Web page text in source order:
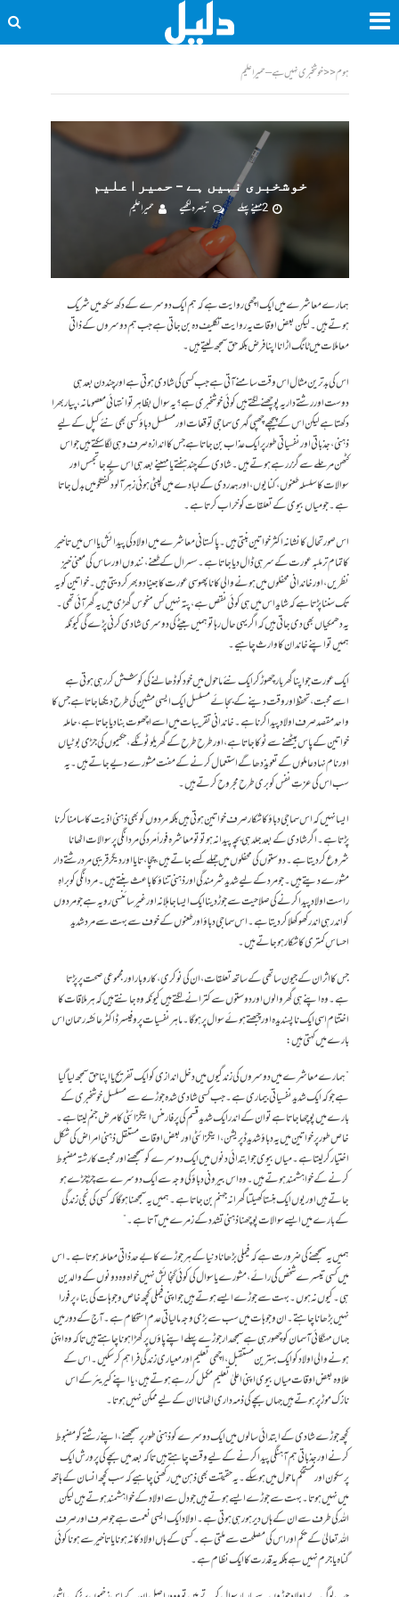
ہوم<<خوشخبری نہیں ہے – حمیراعلیم
خوشخبری نہیں ہے – حمیراعلیم
2 مہینے پہلے
تبصرہ لکھیے حمیرا علیم
ہمارے معاشرے میں ایک اچھی روایت ہے کہ ہم ایک دوسرے کے دکھ سکھ میں شریک
ہوتے ہیں۔لیکن بعض اوقات یہ روایت تکلیف دہ بن جاتی ہے جب ہم دوسروں کے ذاتی
معاملات میں ٹانگ اڑانااپنا فرض بلکہ حق سمجھ لیتے ہیں۔
اس کی بدترین مثال اس وقت سامنے آتی ہے جب کسی کی شادی ہوتی ہے اور چند دن بعد ہی
دوست اور رشتے دار یہ پوچھنے لگتے ہیں کوئی خوشخبری ہے؟ یہ سوال بظاہر تو انتہائی معصومانہ، پیار بھرا
دکھتا ہے لیکن اس کے پیچھے چھپی گہری سماجی توقعات اور مسلسل دباؤ کسی بھی نئے کپل کے لیے
ذہنی، جذباتی اور نفسیاتی طور پر ایک عذاب بن جاتا ہے جس کا اندازہ صرف وہی لگا سکتے ہیں جو اس
کٹھن مرحلے سے گزر رہے ہوتے ہیں۔ شادی کے چند ہفتے یا مہینے بعد ہی اس بے جا تجسس اور
سوالات کا سلسلہ طعنوں، کنایوں، اور ہمدردی کے لبادے میں لپٹی ہوئی زہر آلود گفتگو میں بدل جاتا
ہے۔جو میاں بیوی کے تعلقات کو خراب کرتا ہے۔
اس صورتحال کا نشانہ اکثر خواتین بنتی ہیں۔ پاکستانی معاشرے میں اولاد کی پیدائش یا اس میں تاخیر
کا تمام تر ملبہ عورت کے سر ہی ڈال دیا جاتا ہے۔ سسرال کے طعنے، نندوں اور ساس کی معنی خیز
نظریں، اور خاندانی محفلوں میں ہونے والی کانا پھوسی عورت کا جینا دوبھر کر دیتی ہیں۔ خواتین کو یہ
تک سننا پڑتا ہے کہ شاید اس میں ہی کوئی نقص ہے، پتہ نہیں کس منحوس گھڑی میں یہ گھر آئی تھی۔
یہ دھمکیاں بھی دی جاتی ہیں کہ اگر یہی حال رہا تو ہمیں بیٹے کی دوسری شادی کرنی پڑے گی کیونکہ
ہمیں تو اپنے خاندان کا وارث چاہیے۔
ایک عورت جو اپنا گھر بار چھوڑ کر ایک نئے ماحول میں خود کو ڈھالنے کی کوشش کر رہی ہوتی ہے
اسے محبت، تحفظ اور وقت دینے کے بجائے مسلسل ایک ایسی مشین کی طرح دیکھا جاتا ہے جس کا
واحد مقصد صرف اولاد پیدا کرنا ہے۔ خاندانی تقریبات میں اسے اچھوت بنا دیا جاتا ہے، حاملہ
خواتین کے پاس بیٹھنے سے ٹوکا جاتا ہے، اور طرح طرح کے گھریلو ٹوٹکے، حکیموں کی جڑی بوٹیاں
اور نام نہاد عاملوں کے تعویذ دھاگے استعمال کرنے کے مفت مشورے دیےجاتے ہیں۔ یہ
سب اس کی عزتِ نفس کو بری طرح مجروح کرتے ہیں۔
​ایسا نہیں کہ اس سماجی دباؤ کا شکار صرف خواتین ہوتی ہیں بلکہ مردوں کو بھی ذہنی اذیت کا سامنا کرنا
پڑتا ہے۔اگر شادی کے بعد جلد ہی بچہ پیدا نہ ہو تو تو معاشرہ فوراً مرد کی مردانگی پر سوالات اٹھانا
شروع کر دیتا ہے۔ دوستوں کی محفلوں میں جملے کسے جاتے ہیں، چچا، تایا اور دیگر قریبی مرد رشتے دار
مشورے دیتے ہیں۔جو مرد کے لیے شدید شرمندگی اور ذہنی تناؤ کا باعث بنتے ہیں ۔ مردانگی کو براہِ
راست اولاد پیدا کرنے کی صلاحیت سے جوڑ دینا ایک ایسا جاہلانہ اور غیر سائنسی رویہ ہے جو مردوں
کو اندر ہی اندر کھوکھلا کر دیتا ہے۔ اس سماجی دباؤ اور طعنوں کے خوف سے بہت سے مرد شدید
احساسِ کمتری کا شکار ہو جاتے ہیں۔
جس کا اثر ان کے جیون ساتھی کے ساتھ تعلقات، ان کی نوکری، کاروبار اور مجموعی صحت پر پڑتا
ہے۔ وہ اپنے ہی گھر والوں اور دوستوں سے کترانے لگتے ہیں کیونکہ وہ جانتے ہیں کہ ہر ملاقات کا
اختتام اسی ایک ناپسندیدہ اور چبھتے ہوئے سوال پر ہوگا۔ ​ماہر نفسیات پروفیسر ڈاکٹر عائشہ رحمان اس
بارے میں کہتی ہیں:
​”ہمارے معاشرے میں دوسروں کی زندگیوں میں دخل اندازی کو ایک تفریح یا اپنا حق سمجھ لیا گیا
ہے جو کہ ایک شدید نفسیاتی بیماری ہے۔ جب کسی شادی شدہ جوڑے سے مسلسل خوشخبری کے
بارے میں پوچھا جاتا ہے تو ان کے اندر ایک شدید قسم کی پرفارمنس اینگزائٹی کا مرض جنم لیتا ہے۔
خاص طور پر خواتین میں یہ دباؤ شدید ڈپریشن، اینگزائٹی اور بعض اوقات مستقل ذہنی امراض کی شکل
اختیار کر لیتا ہے۔ میاں بیوی جو ابتدائی دنوں میں ایک دوسرے کو سمجھنے اور محبت کا رشتہ مضبوط
کرنے کے خواہشمند ہوتے ہیں۔وہ اس بیرونی دباؤ کی وجہ سے ایک دوسرے سے چڑچڑے ہو
جاتے ہیں اور یوں ایک ہنستا کھیلتا گھرانہ جہنم بن جاتا ہے۔ ہمیں یہ سمجھنا ہوگا کہ کسی کی نجی زندگی
کے بارے میں ایسے سوالات پوچھنا ذہنی تشدد کے زمرے میں آتا ہے۔”
ہمیں یہ سمجھنے کی ضرورت ہے کہ فیملی بڑھانا دنیا کے ہر جوڑے کا بے حد ذاتی معاملہ ہوتا ہے۔ اس
میں کسی تیسرے شخص کی رائے، مشورے یا سوال کی کوئی گنجائش نہیں خواہ وہ دونوں کے والدین
ہی۔کیوں نہ ہوں۔ بہت سے جوڑے ایسے ہوتے ہیں جو اپنی فیملی کچھ خاص وجوہات کی بناء پر فورا
نہیں بڑھانا چاہتے۔ ان وجوہات میں سب سے بڑی وجہ مالیاتی عدم استحکام ہے۔آج کے دور میں
جہاں مہنگائی آسمان کو چھو رہی ہے سمجھدار جوڑے پہلے اپنے پاؤں پر کھڑا ہونا چاہتے ہیں تاکہ وہ اپنی
ہونے والی اولاد کو ایک بہترین مستقبل، اچھی تعلیم اور معیاری زندگی فراہم کر سکیں۔ اس کے
علاوہ بعض اوقات میاں بیوی اپنی اعلیٰ تعلیم مکمل کر رہے ہوتے ہیں، یا اپنے کیریئر کے اس
نازک موڑ پر ہوتے ہیں جہاں بچے کی ذمہ داری اٹھانا ان کے لیے ممکن نہیں ہوتا۔
کچھ جوڑے شادی کے ابتدائی سالوں میں ایک دوسرے کو ذہنی طور پر سمجھنے، اپنے رشتے کو مضبوط
کرنے اور جذباتی ہم آہنگی پیدا کرنے کے لیے وقت چاہتے ہیں تاکہ بعد میں بچے کی پرورش ایک
پرسکون اور مستحکم ماحول میں ہو سکے۔ یہ حقیقت بھی ذہن میں رکھنی چاہیےکہ سب کچھ انسان کے ہاتھ
میں نہیں ہوتا۔ بہت سے جوڑے ایسے ہوتے ہیں جو دل سے اولاد کے خواہشمند ہوتے ہیں لیکن
اللہ کی طرف سے ان کے ہاں دیر ہو رہی ہوتی ہے۔ اولاد ایک ایسی نعمت ہے جو صرف اور صرف
اللہ تعالیٰ کے حکم اور اس کی مصلحت سے ملتی ہے۔ کسی کے ہاں اولاد کا نہ ہونا یا تاخیر سے ہونا کوئی
گناہ یا جرم نہیں ہے بلکہ یہ قدرت کا ایک نظام ہے۔